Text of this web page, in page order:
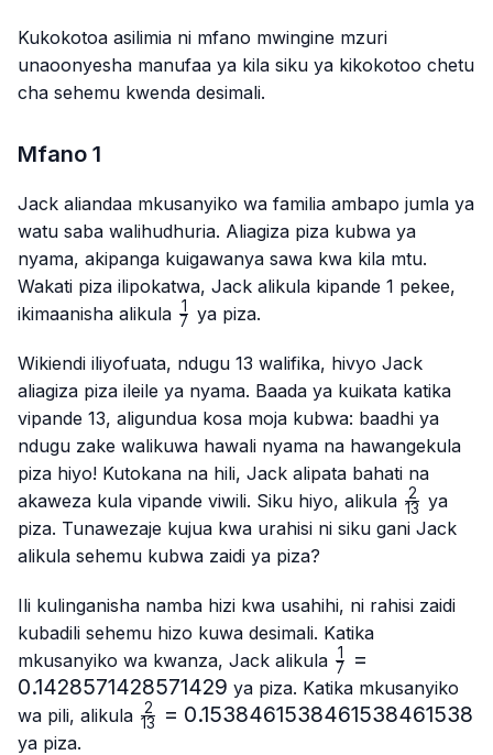
Kukokotoa asilimia ni mfano mwingine mzuri
unaoonyesha manufaa ya kila siku ya kikokotoo chetu
cha sehemu kwenda desimali.
Mfano 1
Jack aliandaa mkusanyiko wa familia ambapo jumla ya
watu saba walihudhuria. Aliagiza piza kubwa ya
nyama, akipanga kuigawanya sawa kwa kila mtu.
Wakati piza ilipokatwa, Jack alikula kipande 1 pekee,
ikimaanisha alikula \frac{1}
7
1 ya piza.
Wikiendi iliyofuata, ndugu 13 walifika, hivyo Jack
aliagiza piza ileile ya nyama. Baada ya kuikata katika
vipande 13, aligundua kosa moja kubwa: baadhi ya
ndugu zake walikuwa hawali nyama na hawangekula
piza hiyo! Kutokana na hili, Jack alipata bahati na
akaweza kula vipande viwili. Siku hiyo, alikula \frac{2}
{13}
13
2
ya
piza. Tunawezaje kujua kwa urahisi ni siku gani Jack
alikula sehemu kubwa zaidi ya piza?
Ili kulinganisha namba hizi kwa usahihi, ni rahisi zaidi
kubadili sehemu hizo kuwa desimali. Katika
mkusanyiko wa kwanza, Jack alikula \frac{1}
7
1
=
0.1428571428571429 ya piza. Katika mkusanyiko
wa pili, alikula \frac{2}
13
2 = 0.1538461538461538461538
ya piza.